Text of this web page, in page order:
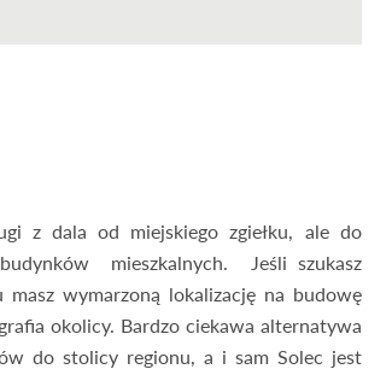
z dala od miejskiego zgiełku, ale do
mieszkalnych. Jeśli szukasz
wymarzoną lokalizację na budowę
okolicy. Bardzo ciekawa alternatywa
do stolicy regionu, a i sam Solec jest